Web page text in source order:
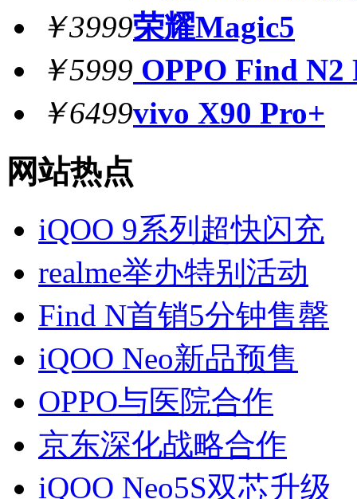
￥3999荣耀Magic5
￥5999 OPPO Find N2
￥6499vivo X90 Pro+
网站热点
iQOO 9系列超快闪充
realme举办特别活动
Find N首销5分钟售罄
iQOO Neo新品预售
OPPO与医院合作
京东深化战略合作
iQOO Neo5S双芯升级